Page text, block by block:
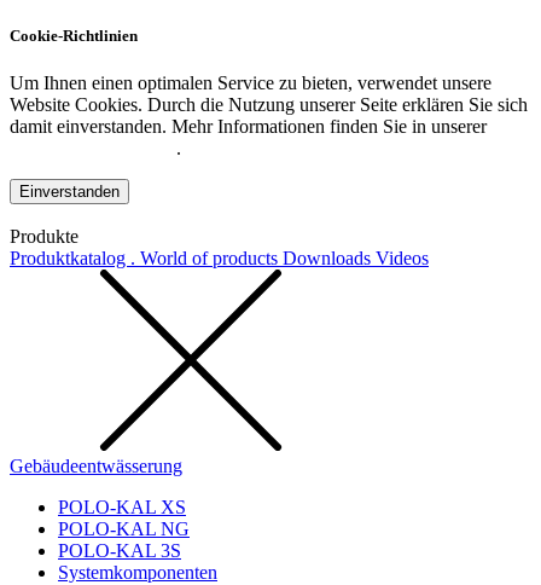
Cookie-Richtlinien
Um Ihnen einen optimalen Service zu bieten, verwendet unsere
Website Cookies. Durch die Nutzung unserer Seite erklären Sie sich
damit einverstanden. Mehr Informationen finden Sie in unserer
.
Einverstanden
Produkte
Produktkatalog . World of products Downloads Videos
Gebäudeentwässerung
POLO-KAL XS
POLO-KAL NG
POLO-KAL 3S
Systemkomponenten